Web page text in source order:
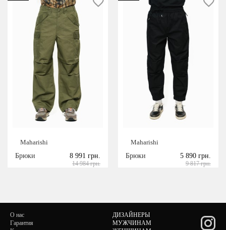
Maharishi
Брюки
8 991 грн.
14 984 грн.
Maharishi
Брюки
5 890 грн.
9 817 грн.
О нас
Гарантия
ДИЗАЙНЕРЫ
МУЖЧИНАМ